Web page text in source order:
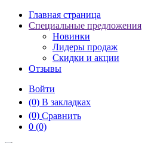
Главная страница
Специальные предложения
Новинки
Лидеры продаж
Скидки и акции
Отзывы
Войти
(0) В закладках
(0) Сравнить
0 (0)